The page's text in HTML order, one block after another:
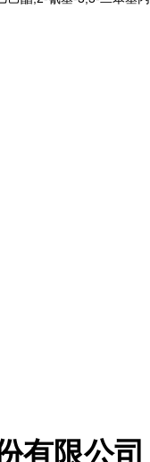
有限公司